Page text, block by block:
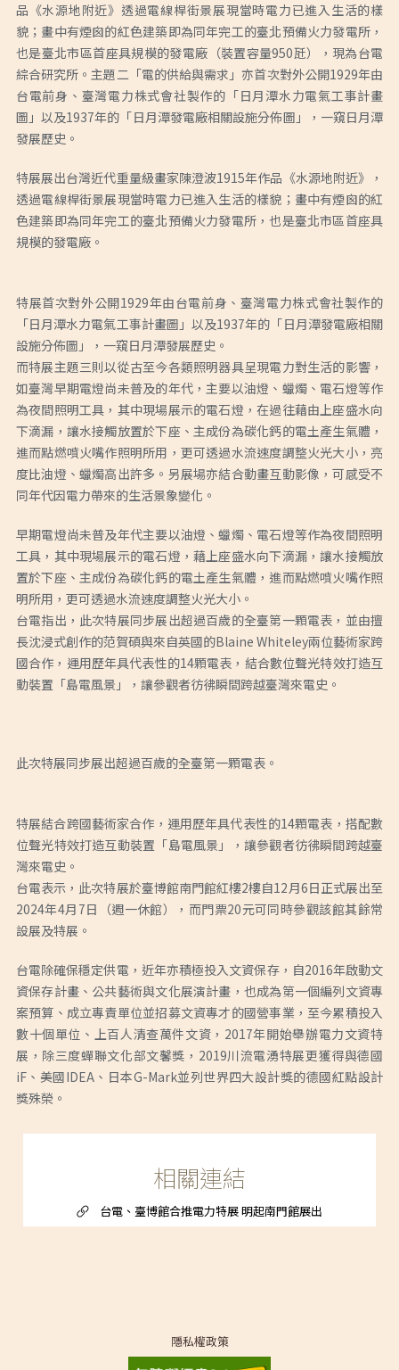
品《水源地附近》透過電線桿街景展現當時電力已進入生活的樣
貌；畫中有煙囪的紅色建築即為同年完工的臺北預備火力發電所，
也是臺北市區首座具規模的發電廠（裝置容量950瓩），現為台電
綜合研究所。主題二「電的供給與需求」亦首次對外公開1929年由
台電前身、臺灣電力株式會社製作的「日月潭水力電氣工事計畫
圖」以及1937年的「日月潭發電廠相關設施分佈圖」，一窺日月潭
發展歷史。
特展展出台灣近代重量級畫家陳澄波1915年作品《水源地附近》，
透過電線桿街景展現當時電力已進入生活的樣貌；畫中有煙囪的紅
色建築即為同年完工的臺北預備火力發電所，也是臺北市區首座具
規模的發電廠。
特展首次對外公開1929年由台電前身、臺灣電力株式會社製作的
「日月潭水力電氣工事計畫圖」以及1937年的「日月潭發電廠相關
設施分佈圖」，一窺日月潭發展歷史。
而特展主題三則以從古至今各類照明器具呈現電力對生活的影響，
如臺灣早期電燈尚未普及的年代，主要以油燈、蠟燭、電石燈等作
為夜間照明工具，其中現場展示的電石燈，在過往藉由上座盛水向
下滴漏，讓水接觸放置於下座、主成份為碳化鈣的電土產生氣體，
進而點燃噴火嘴作照明所用，更可透過水流速度調整火光大小，亮
度比油燈、蠟燭高出許多。另展場亦結合動畫互動影像，可感受不
同年代因電力帶來的生活景象變化。
早期電燈尚未普及年代主要以油燈、蠟燭、電石燈等作為夜間照明
工具，其中現場展示的電石燈，藉上座盛水向下滴漏，讓水接觸放
置於下座、主成份為碳化鈣的電土產生氣體，進而點燃噴火嘴作照
明所用，更可透過水流速度調整火光大小。
台電指出，此次特展同步展出超過百歲的全臺第一顆電表，並由擅
長沈浸式創作的范賀碩與來自英國的Blaine Whiteley兩位藝術家跨
國合作，運用歷年具代表性的14顆電表，結合數位聲光特效打造互
動裝置「島電風景」，讓參觀者彷彿瞬間跨越臺灣來電史。
此次特展同步展出超過百歲的全臺第一顆電表。
特展結合跨國藝術家合作，運用歷年具代表性的14顆電表，搭配數
位聲光特效打造互動裝置「島電風景」，讓參觀者彷彿瞬間跨越臺
灣來電史。
台電表示，此次特展於臺博館南門館紅樓2樓自12月6日正式展出至
2024年4月7日（週一休館），而門票20元可同時參觀該館其餘常
設展及特展。
台電除確保穩定供電，近年亦積極投入文資保存，自2016年啟動文
資保存計畫、公共藝術與文化展演計畫，也成為第一個編列文資專
案預算、成立專責單位並招募文資專才的國營事業，至今累積投入
數十個單位、上百人清查萬件文資，2017年開始舉辦電力文資特
展，除三度蟬聯文化部文馨獎，2019川流電湧特展更獲得與德國
iF、美國IDEA、日本G-Mark並列世界四大設計獎的德國紅點設計
獎殊榮。
相關連結
台電、臺博館合推電力特展 明起南門館展出
隱私權政策